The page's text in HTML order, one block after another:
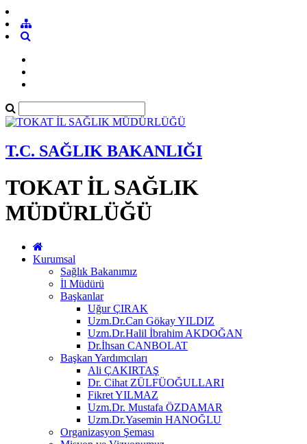
T.C. SAĞLIK BAKANLIĞI
TOKAT İL SAĞLIK
MÜDÜRLÜĞÜ
Kurumsal
Sağlık Bakanımız
İl Müdürü
Başkanlar
Uğur ÇIRAK
Uzm.Dr.Can Gökay YILDIZ
Uzm.Dr.Halil İbrahim AKDOĞAN
Dr.İhsan CANBOLAT
Başkan Yardımcıları
Ali ÇAKIRTAŞ
Dr. Cihat ZÜLFÜOĞULLARI
Fikret YILMAZ
Uzm.Dr. Mustafa ÖZDAMAR
Uzm.Dr.Yasemin HANOĞLU
Organizasyon Şeması